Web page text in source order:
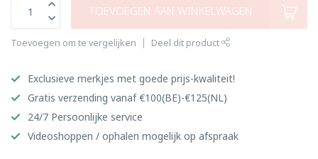
TOEVOEGEN AAN WINKELWAGEN
Toevoegen om te vergelijken Deel dit product
Exclusieve merkjes met goede prijs-kwaliteit!
Gratis verzending vanaf €100(BE)-€125(NL)
24/7 Persoonlijke service
Videoshoppen / ophalen mogelijk op afspraak